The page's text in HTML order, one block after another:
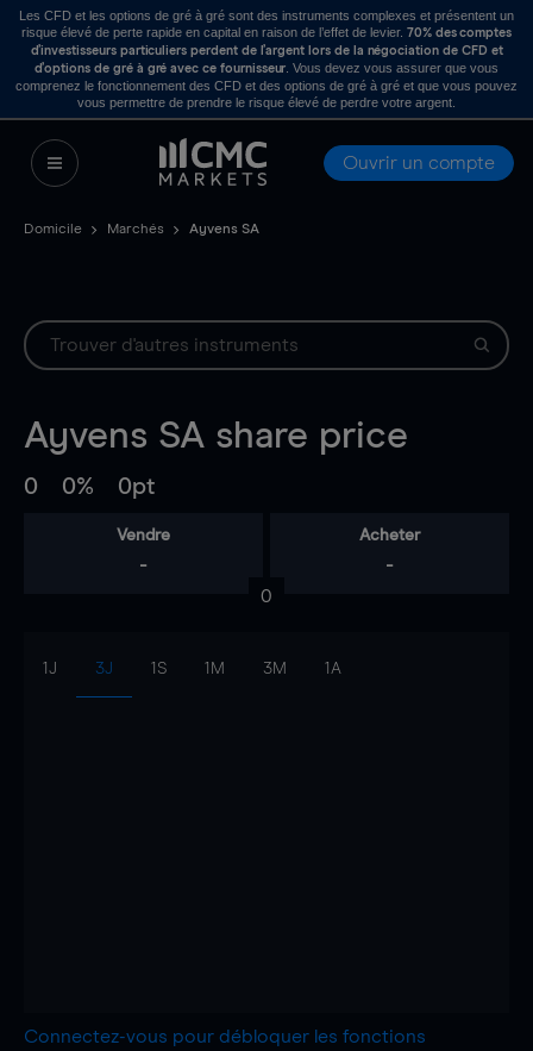
Les CFD et les options de gré à gré sont des instruments complexes et présentent un
risque élevé de perte rapide en capital en raison de l’effet de levier. 70% des comptes
d’investisseurs particuliers perdent de l’argent lors de la négociation de CFD et
d’options de gré à gré avec ce fournisseur . Vous devez vous assurer que vous
comprenez le fonctionnement des CFD et des options de gré à gré et que vous pouvez
vous permettre de prendre le risque élevé de perdre votre argent.
Ouvrir un compte
Domicile Marchés Ayvens SA
Ayvens SA share price
0 0% 0pt
Vendre
-
Acheter
-
0
1J 3J 1S 1M 3M 1A
Connectez-vous pour débloquer les fonctions